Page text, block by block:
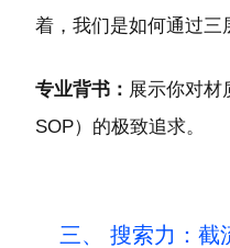
着，我们是如何通过三
专业背书： 展示你对材
SOP）的极致追求。
三、 搜索力：截